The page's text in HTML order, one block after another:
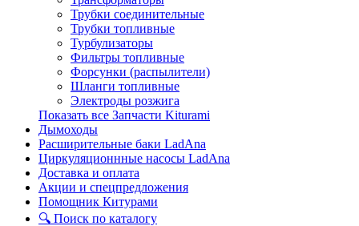
Трубки соединительные
Трубки топливные
Турбулизаторы
Фильтры топливные
Форсунки (распылители)
Шланги топливные
Электроды розжига
Показать все Запчасти Kiturami
Дымоходы
Расширительные баки LadAna
Циркуляционнные насосы LadAna
Доставка и оплата
Акции и спецпредложения
Помощник Китурами
🔍 Поиск по каталогу